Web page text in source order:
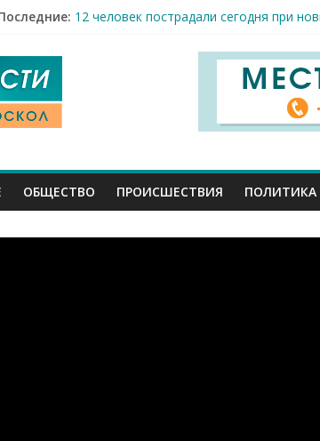
12 человек пострадали сегодня при
Строители принимают поздравления
Праздник спорта и достижений: в
Бесплатная арт-мастерская
ОБЩЕСТВО ПРОИСШЕСТВИЯ ПОЛИТИКА